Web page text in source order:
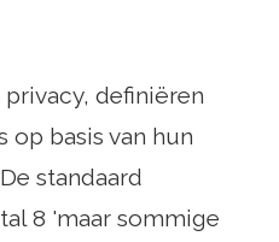
definiëren
op basis van hun
standaard
8 'maar sommige